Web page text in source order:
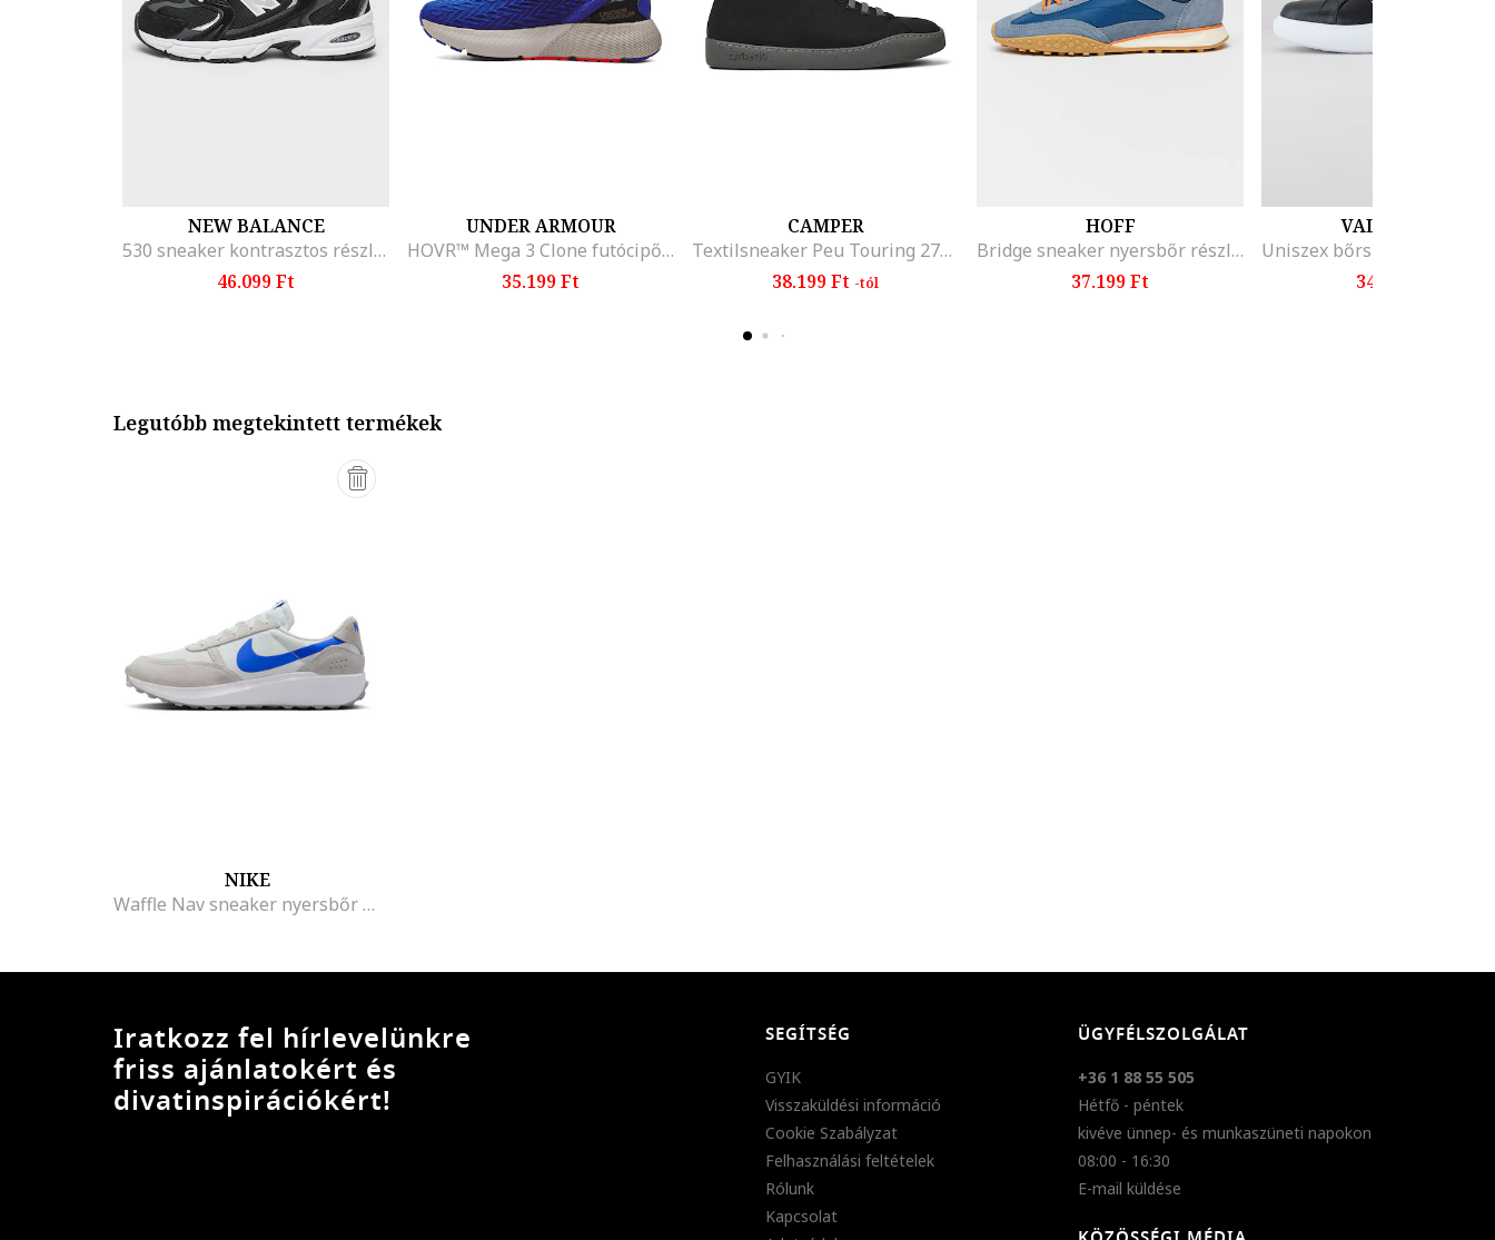
NEW BALANCE
530 sneaker kontrasztos részletekkel, Fehér/Fekete
46.099 Ft
UNDER ARMOUR
HOVR™ Mega 3 Clone futócipő, Fekete/Királykék
35.199 Ft
CAMPER
Textilsneaker Peu Touring 277, Fekete
38.199 Ft -tól
HOFF
Bridge sneaker nyersbőr részletekkel, Kék
37.199 Ft
VALENTINO
34.799 Ft
Legutóbb megtekintett termékek
NIKE
Waffle Nav sneaker nyersbőr részletekkel, Világosszürke/Királykék/Törtfehér
Iratkozz fel hírlevelünkre
friss ajánlatokért és
divatinspirációkért!
SEGÍTSÉG
GYIK
Visszaküldési információ
Cookie Szabályzat
Felhasználási feltételek
Rólunk
Kapcsolat
ÜGYFÉLSZOLGÁLAT
+36 1 88 55 505
Hétfő - péntek
kivéve ünnep- és munkaszüneti napokon
08:00 - 16:30
E-mail küldése